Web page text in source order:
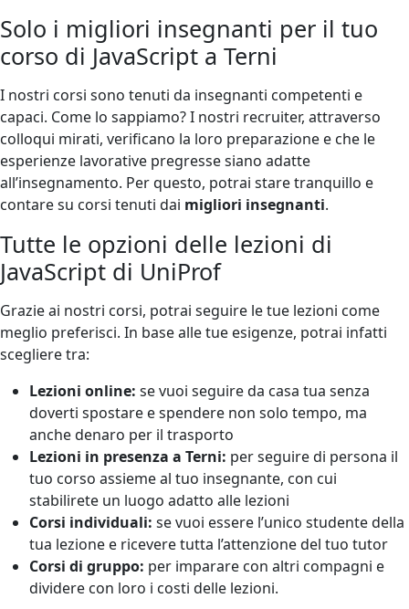
Solo i migliori insegnanti per il tuo
corso di JavaScript a Terni
I nostri corsi sono tenuti da insegnanti competenti e
capaci. Come lo sappiamo? I nostri recruiter, attraverso
colloqui mirati, verificano la loro preparazione e che le
esperienze lavorative pregresse siano adatte
all’insegnamento. Per questo, potrai stare tranquillo e
contare su corsi tenuti dai migliori insegnanti.
Tutte le opzioni delle lezioni di
JavaScript di UniProf
Grazie ai nostri corsi, potrai seguire le tue lezioni come
meglio preferisci. In base alle tue esigenze, potrai infatti
scegliere tra:
Lezioni online: se vuoi seguire da casa tua senza
doverti spostare e spendere non solo tempo, ma
anche denaro per il trasporto
Lezioni in presenza a Terni: per seguire di persona il
tuo corso assieme al tuo insegnante, con cui
stabilirete un luogo adatto alle lezioni
Corsi individuali: se vuoi essere l’unico studente della
tua lezione e ricevere tutta l’attenzione del tuo tutor
Corsi di gruppo: per imparare con altri compagni e
dividere con loro i costi delle lezioni.